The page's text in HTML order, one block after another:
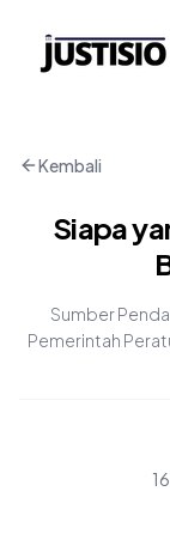
Kembali
Siapa
Sumber
Pemerintah